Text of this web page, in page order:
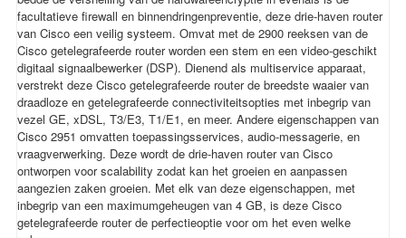
facultatieve firewall en binnendringenpreventie, deze drie-haven router
van Cisco een veilig systeem. Omvat met de 2900 reeksen van de
Cisco getelegrafeerde router worden een stem en een video-geschikt
digitaal signaalbewerker (DSP). Dienend als multiservice apparaat,
verstrekt deze Cisco getelegrafeerde router de breedste waaier van
draadloze en getelegrafeerde connectiviteitsopties met inbegrip van
vezel GE, xDSL, T3/E3, T1/E1, en meer. Andere eigenschappen van
Cisco 2951 omvatten toepassingsservices, audio-messagerie, en
vraagverwerking. Deze wordt de drie-haven router van Cisco
ontworpen voor scalability zodat kan het groeien en aanpassen
aangezien zaken groeien. Met elk van deze eigenschappen, met
inbegrip van een maximumgeheugen van 4 GB, is deze Cisco
getelegrafeerde router de perfectieoptie voor om het even welke